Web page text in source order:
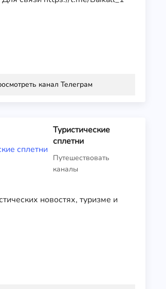
канал Телеграм
Туристические
сплетни
Путешествовать
каналы
новостях, туризме и